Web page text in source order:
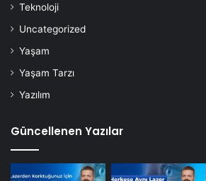
Teknoloji
Uncategorized
Yaşam
Yaşam Tarzı
Yazılım
Güncellenen Yazılar